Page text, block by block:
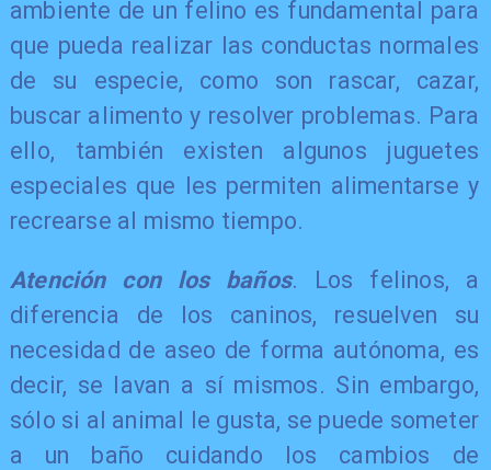
ambiente de un felino es fundamental para
que pueda realizar las conductas normales
de su especie, como son rascar, cazar,
buscar alimento y resolver problemas. Para
ello, también existen algunos juguetes
especiales que les permiten alimentarse y
recrearse al mismo tiempo.
Atención con los baños. Los felinos, a
diferencia de los caninos, resuelven su
necesidad de aseo de forma autónoma, es
decir, se lavan a sí mismos. Sin embargo,
sólo si al animal le gusta, se puede someter
a un baño cuidando los cambios de